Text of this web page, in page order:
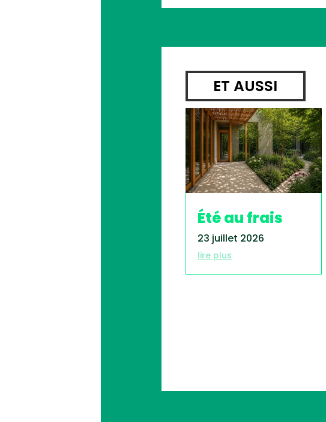
ET AUSSI
Été au frais
23 juillet 2026
lire plus